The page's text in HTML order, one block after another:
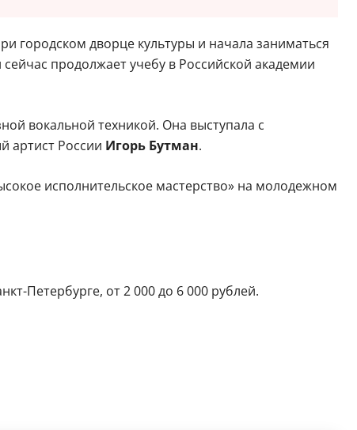
городском дворце культуры и начала заниматься
продолжает учебу в Российской академии
вокальной техникой. Она выступала с
артист России Игорь Бутман.
исполнительское мастерство» на молодежном
Петербурге, от 2 000 до 6 000 рублей.